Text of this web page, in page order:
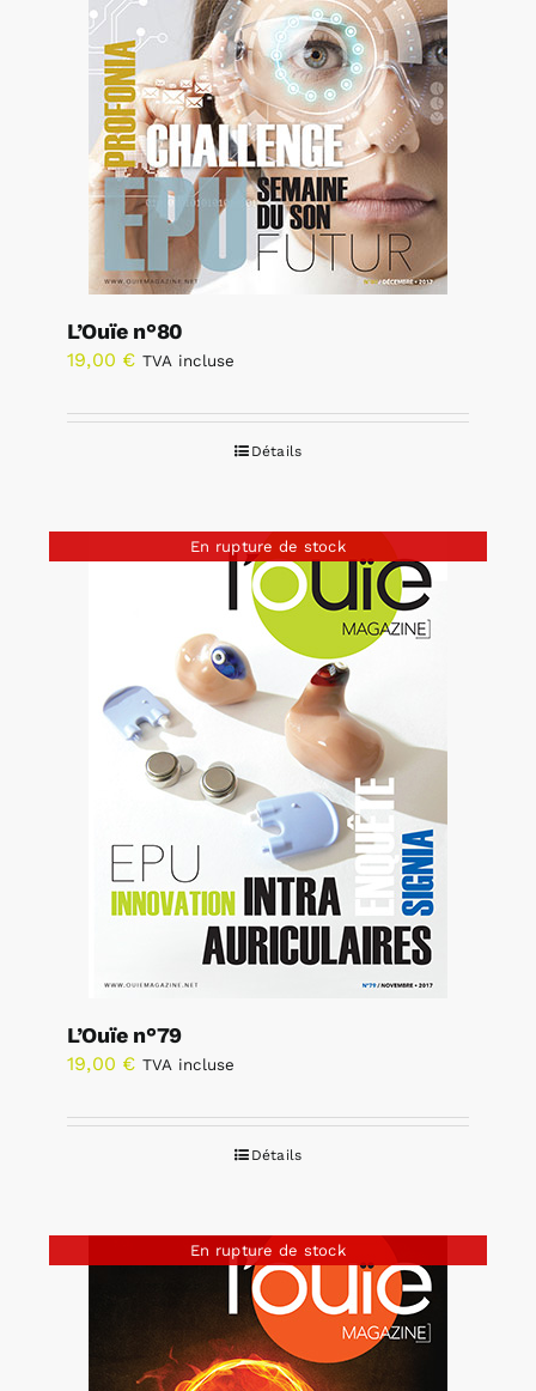
L’Ouïe n°80
19,00 € TVA incluse
Détails
En rupture de stock
L’Ouïe n°79
19,00 € TVA incluse
Détails
En rupture de stock